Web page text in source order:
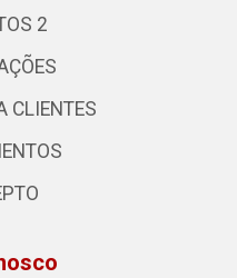
2
CLIENTES